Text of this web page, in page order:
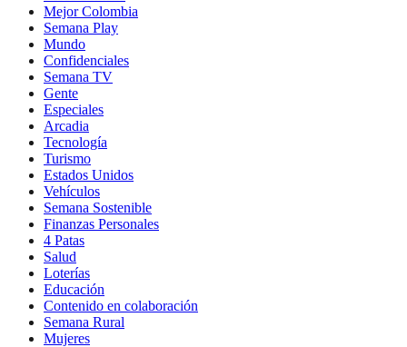
Mejor Colombia
Semana Play
Mundo
Confidenciales
Semana TV
Gente
Especiales
Arcadia
Tecnología
Turismo
Estados Unidos
Vehículos
Semana Sostenible
Finanzas Personales
4 Patas
Salud
Loterías
Educación
Contenido en colaboración
Semana Rural
Mujeres